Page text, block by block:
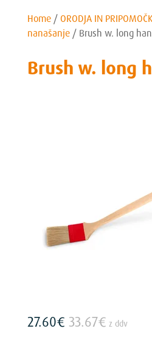
Home/ ORODJA IN
nanašanje/ Brush w. long
Brush w. long
27.60€ 33.67€ z ddv